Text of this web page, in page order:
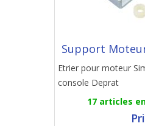
Support
Etrier pour moteur
console Deprat
17 articles